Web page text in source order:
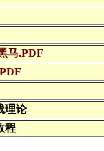
马.PDF
理论
程